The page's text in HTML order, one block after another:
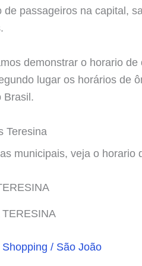
de passageiros na capital,
demonstrar o horario
lugar os horários de
Brasil.
Teresina
municipais, veja o horario
/ São João